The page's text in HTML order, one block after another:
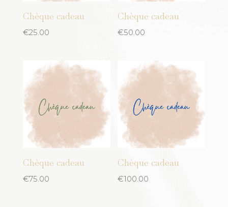
Jaune moutarde
Kaki
Noir
Rose
Rouge
Sand
turquoise
Rotin
Verre
Laine
Chèque cadeau
€25.00
Chèque cadeau
€50.00
Chèque cadeau
€75.00
Chèque cadeau
€100.00